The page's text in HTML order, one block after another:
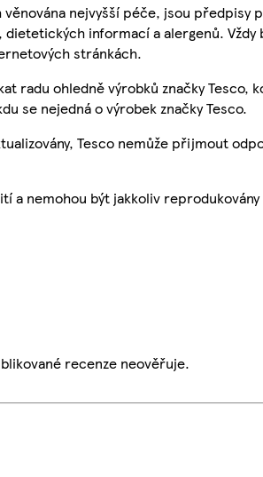
nejvyšší péče, jsou předpisy
informací a alergenů.
stránkách.
radu ohledně výrobků značky
se nejedná o výrobek značky Tesco.
Tesco nemůže přijmout
a nemohou být jakkoliv
recenze neověřuje.